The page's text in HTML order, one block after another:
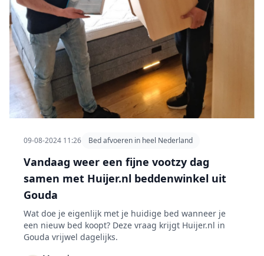
09-08-2024 11:26 Bed afvoeren in heel Nederland
Vandaag weer een fijne vootzy dag
samen met Huijer.nl beddenwinkel uit
Gouda
Wat doe je eigenlijk met je huidige bed wanneer je
een nieuw bed koopt? Deze vraag krijgt Huijer.nl in
Gouda vrijwel dagelijks.